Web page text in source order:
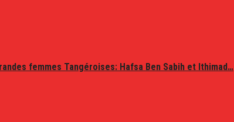
femmes Tangéroises: Hafsa Ben Sabih et Ithimad…